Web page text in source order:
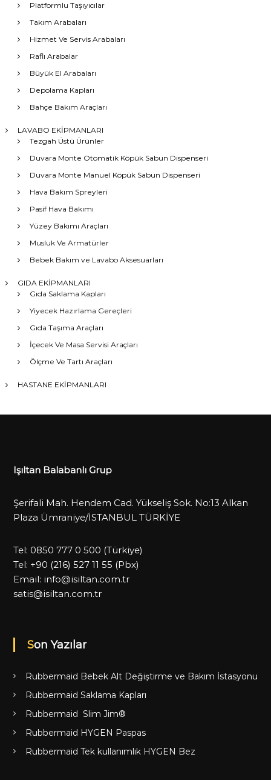
Platformlu Taşıyıcılar
Takım Arabaları
Hizmet Ve Servis Arabaları
Raflı Arabalar
Büyük El Arabaları
Depolama Kapları
Bahçe Bakım Araçları
LAVABO EKİPMANLARI
Tezgah Üstü Ürünler
Duvara Monte Otomatik Köpük Sabun Dispenseri
Duvara Monte Manuel Köpük Sabun Dispenseri
Hava Bakım Spreyleri
Pasif Hava Bakımı
Yüzey Bakımı Araçları
Musluk Ve Armatürler
Bebek Bakım ve Lavabo Aksesuarları
GIDA EKİPMANLARI
Gıda Saklama Kapları
Yiyecek Hazırlama Gereçleri
Gıda Taşıma Araçları
İçecek Ve Masa Servisi Araçları
Ölçme Ve Tartı Araçları
HASTANE EKİPMANLARI
Işıltan Balabanlı Grup
Şerifali Mah. Hendem Cad. Yükseliş Sok. No:13 Alkan
Plaza Ümraniye/İSTANBUL TÜRKİYE
Tel: 0850 777 0 500 (Türkiye)
Tel: +90 (216) 527 11 55 (Pbx)
Email: info@isiltan.com.tr
satis@isiltan.com.tr
Son Yazılar
Rubbermaid Bebek Alt Değiştirme ve Bakım İstasyonu
Rubbermaid Saklama Kapları
Rubbermaid Slim Jim®
Rubbermaid HYGEN Paspas
Rubbermaid Tek kullanımlık HYGEN Bez